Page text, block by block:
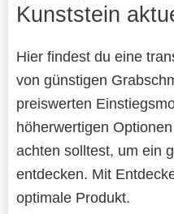
Kunststein
Hier findest du eine
von günstigen
preiswerten
höherwertigen
achten solltest, um ein
entdecken. Mit
optimale Produkt.